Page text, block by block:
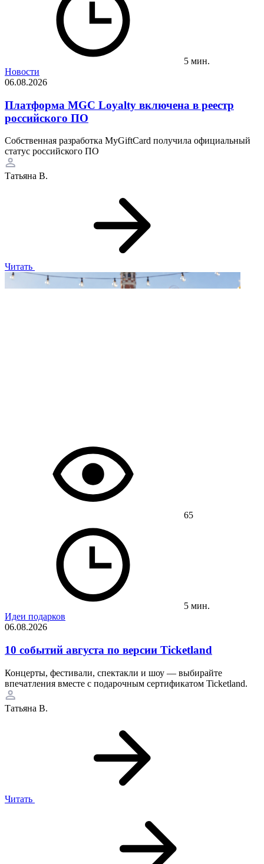
5 мин.
Новости
06.08.2026
Платформа MGC Loyalty включена в реестр
российского ПО
Собственная разработка MyGiftCard получила официальный
статус российского ПО
Татьяна В.
Читать
65
5 мин.
Идеи подарков
06.08.2026
10 событий августа по версии Ticketland
Концерты, фестивали, спектакли и шоу — выбирайте
впечатления вместе с подарочным сертификатом Ticketland.
Татьяна В.
Читать